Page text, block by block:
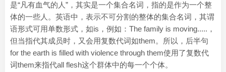
是“凡有血气的人”，其实是一个集合名词，指的是作为一个整
体的一些人。英语中，表示不可分割的整体的集合名词，其谓
语形式可用单数形式，如is，例如：The family is moving.....，
但当指代其成员时，又会用复数代词如them。所以，后半句
for the earth is filled with violence through them使用了复数代
词them来指代all flesh这个群体中的每一个个体。